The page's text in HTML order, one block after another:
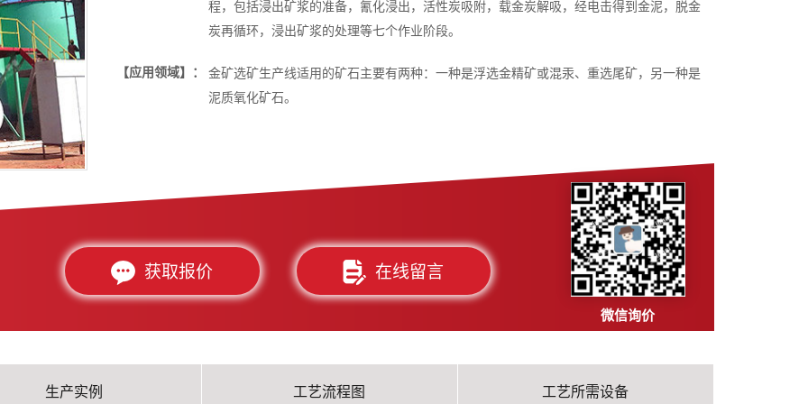
程，包括浸出矿浆的准备，氰化浸出，活性炭吸附，载金炭解吸，经电击得到金泥，脱金
炭再循环，浸出矿浆的处理等七个作业阶段。
【应用领域】：
金矿选矿生产线适用的矿石主要有两种：一种是浮选金精矿或混汞、重选尾矿，另一种是
泥质氧化矿石。
获取报价 在线留言
微信询价
生产实例 工艺流程图 工艺所需设备